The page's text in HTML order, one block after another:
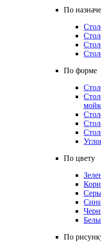
По
По форме
По цвету
По